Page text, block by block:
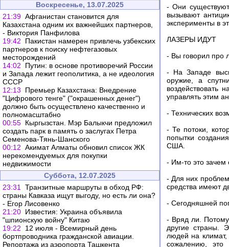
Воскресенье, 13.07.2025
21:39 Афганистан становится для
Казахстана одним их важнейших партнеров,
- Виктория Панфилова
19:42
Пакистан намерен привлечь узбекских
партнеров к поиску нефтегазовых
месторождений
14:02
Путин: в основе противоречий России
и Запада лежит геополитика, а не идеология
СССР
12:13
Премьер Казахстана: Внедрение
"Цифрового тенге" ("окрашенных денег")
должно быть осуществлено качественно и
полномасштабно
00:55 Кыргызстан. Мэр Балыкчи предложил
создать парк в память о заслугах Петра
Семенова-Тянь-Шанского
00:12 Акимат Алматы обновил список ЖК
нерекомендуемых для покупки
недвижимости
Суббота, 12.07.2025
23:31
Транзитные маршруты в обход РФ:
страны Кавказа ищут выгоду, но есть ли она?
- Егор Лисовенко
21:20 Известия: Украина объявила
"шпионскую войну" Китаю
19:22
12 июля - Всемирный день
бортпроводника гражданской авиации.
Репортажа из аэропорта Ташкента
- Они
вызывают
эксперименты в
ЛАЗЕРЫ ИДУТ
- Вы говорил про
- На Западе
оружие, а
воздействовать
управлять этим
- Технических
- Те потоки,
попытки
США.
- Им-то это зачем
- Для них
средства имеют
- Сегодняшней
- Вряд ли.
другие страны.
людей на
сожалению, это